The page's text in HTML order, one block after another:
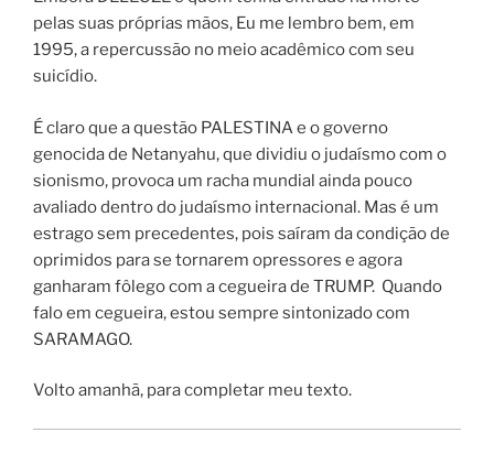
pelas suas próprias mãos, Eu me lembro bem, em
1995, a repercussão no meio acadêmico com seu
suicídio.
É claro que a questão PALESTINA e o governo
genocida de Netanyahu, que dividiu o judaísmo com o
sionismo, provoca um racha mundial ainda pouco
avaliado dentro do judaísmo internacional. Mas é um
estrago sem precedentes, pois saíram da condição de
oprimidos para se tornarem opressores e agora
ganharam fôlego com a cegueira de TRUMP. Quando
falo em cegueira, estou sempre sintonizado com
SARAMAGO.
Volto amanhã, para completar meu texto.